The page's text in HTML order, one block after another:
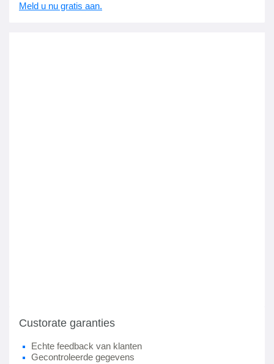
Meld u nu gratis aan.
Custorate garanties
Echte feedback van klanten
Gecontroleerde gegevens